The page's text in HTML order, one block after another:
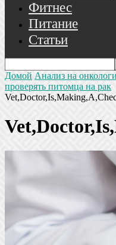
Фитнес
Питание
Статьи
Домой Анализ на
проверять питомца на рак